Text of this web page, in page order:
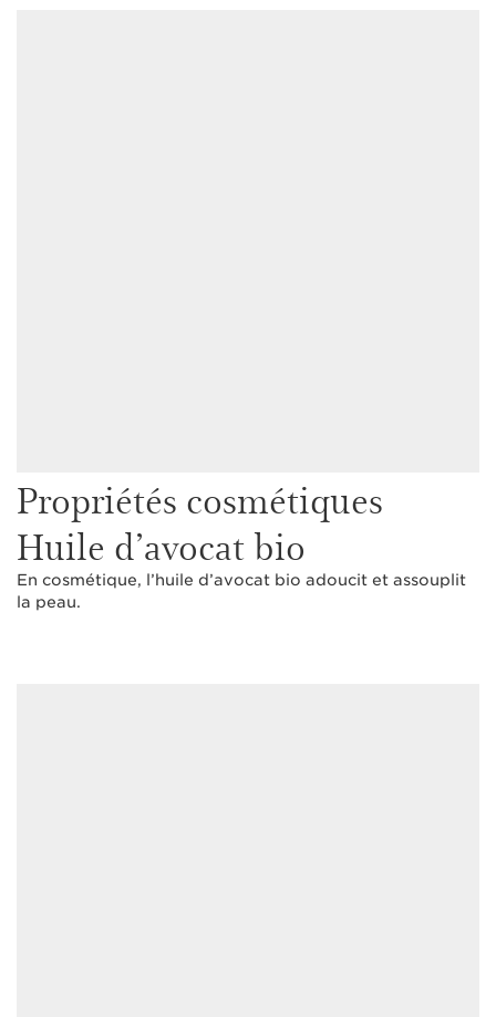
Propriétés cosmétiques
Huile d’avocat bio
En cosmétique, l’huile d’avocat bio adoucit et assouplit
la peau.